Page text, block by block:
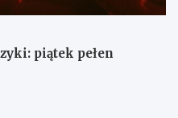
piątek pełen